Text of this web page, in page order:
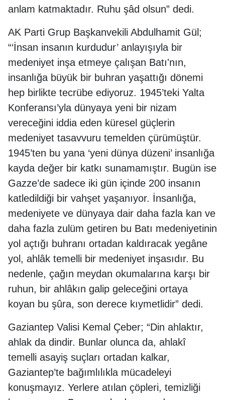
anlam katmaktadır. Ruhu şâd olsun” dedi.
AK Parti Grup Başkanvekili Abdulhamit Gül;
“‘İnsan insanın kurdudur’ anlayışıyla bir
medeniyet inşa etmeye çalışan Batı'nın,
insanlığa büyük bir buhran yaşattığı dönemi
hep birlikte tecrübe ediyoruz. 1945’teki Yalta
Konferansı’yla dünyaya yeni bir nizam
vereceğini iddia eden küresel güçlerin
medeniyet tasavvuru temelden çürümüştür.
1945’ten bu yana ‘yeni dünya düzeni’ insanlığa
kayda değer bir katkı sunamamıştır. Bugün ise
Gazze’de sadece iki gün içinde 200 insanın
katledildiği bir vahşet yaşanıyor. İnsanlığa,
medeniyete ve dünyaya dair daha fazla kan ve
daha fazla zulüm getiren bu Batı medeniyetinin
yol açtığı buhranı ortadan kaldıracak yegâne
yol, ahlâk temelli bir medeniyet inşasıdır. Bu
nedenle, çağın meydan okumalarına karşı bir
ruhun, bir ahlâkın galip geleceğini ortaya
koyan bu şûra, son derece kıymetlidir” dedi.
Gaziantep Valisi Kemal Çeber; “Din ahlaktır,
ahlak da dindir. Bunlar olunca da, ahlakî
temelli asayiş suçları ortadan kalkar,
Gaziantep’te bağımlılıkla mücadeleyi
konuşmayız. Yerlere atılan çöpleri, temizliği